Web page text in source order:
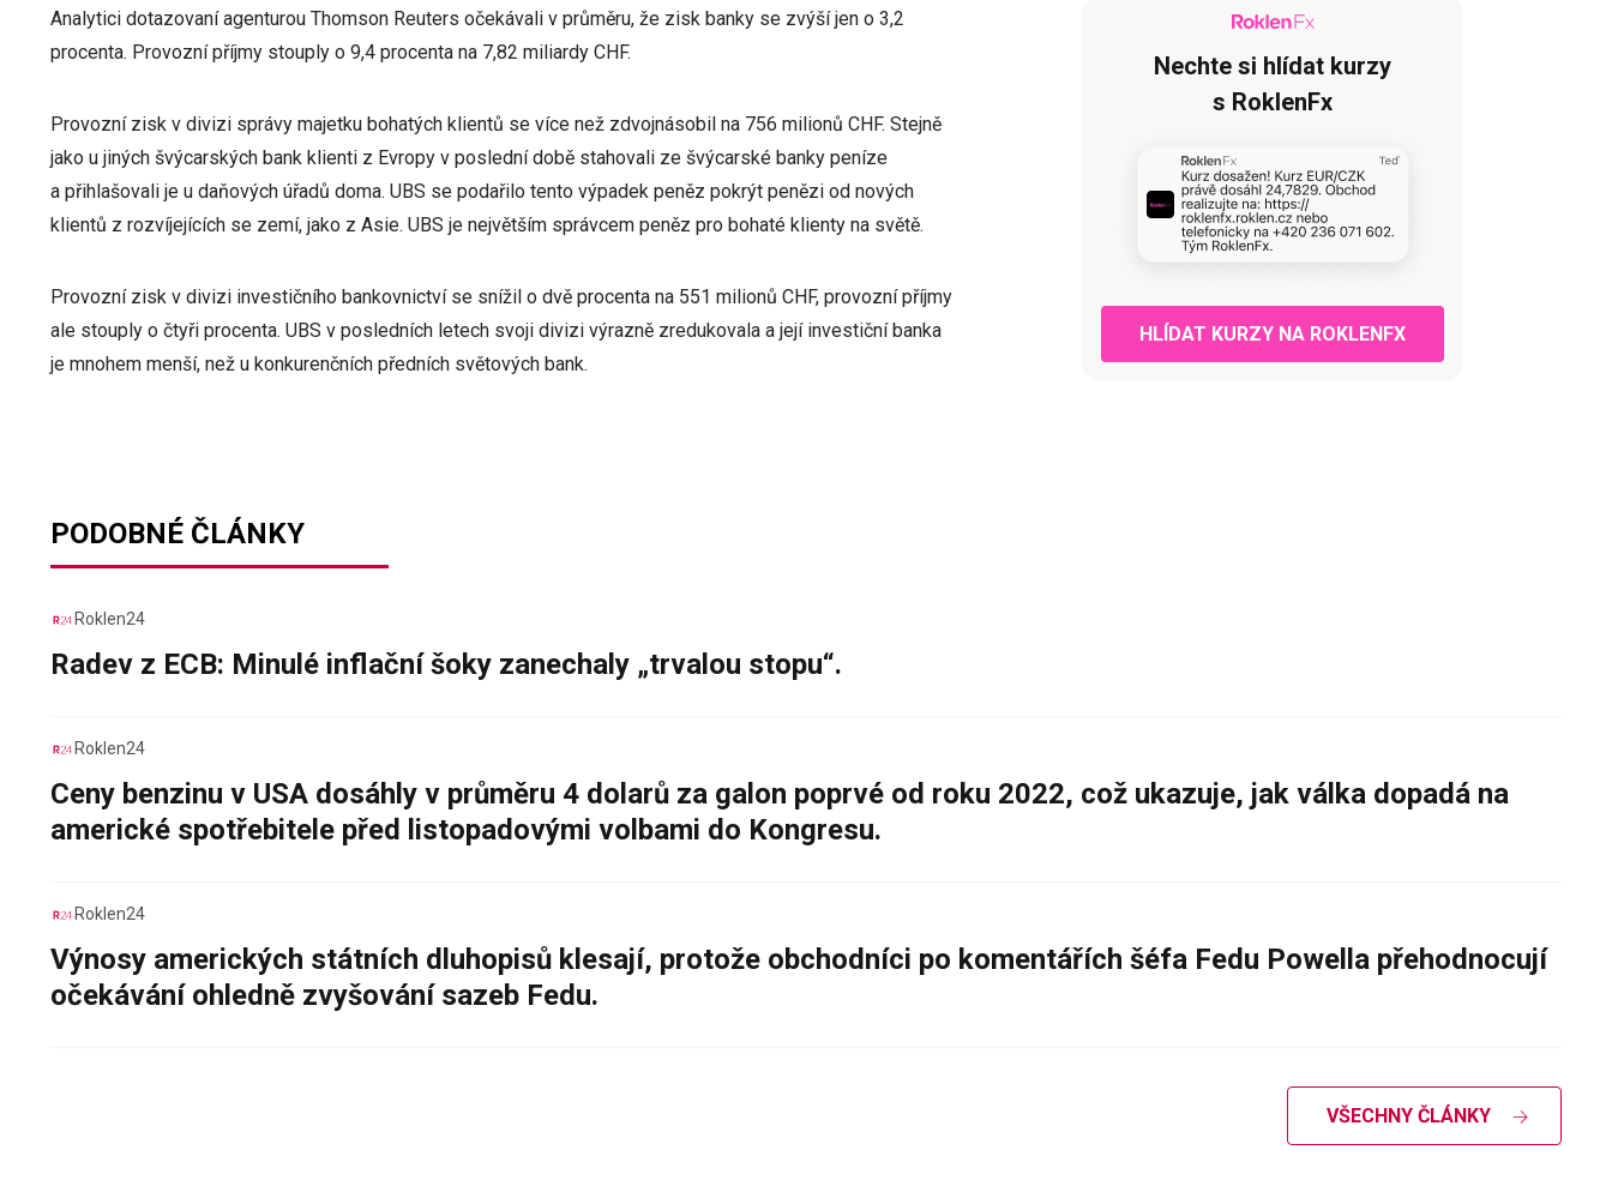
Analytici dotazovaní agenturou Thomson Reuters očekávali v průměru, že zisk banky se zvýší jen o 3,2
procenta. Provozní příjmy stouply o 9,4 procenta na 7,82 miliardy CHF.
Provozní zisk v divizi správy majetku bohatých klientů se více než zdvojnásobil na 756 milionů CHF. Stejně
jako u jiných švýcarských bank klienti z Evropy v poslední době stahovali ze švýcarské banky peníze
a přihlašovali je u daňových úřadů doma. UBS se podařilo tento výpadek peněz pokrýt penězi od nových
klientů z rozvíjejících se zemí, jako z Asie. UBS je největším správcem peněz pro bohaté klienty na světě.
Provozní zisk v divizi investičního bankovnictví se snížil o dvě procenta na 551 milionů CHF, provozní příjmy
ale stouply o čtyři procenta. UBS v posledních letech svoji divizi výrazně zredukovala a její investiční banka
je mnohem menší, než u konkurenčních předních světových bank.
Nechte si hlídat kurzy
s RoklenFx
HLÍDAT KURZY NA ROKLENFX
PODOBNÉ ČLÁNKY
Roklen24
Radev z ECB: Minulé inflační šoky zanechaly „trvalou stopu“.
Roklen24
Ceny benzinu v USA dosáhly v průměru 4 dolarů za galon poprvé od roku 2022, což ukazuje, jak válka dopadá na
americké spotřebitele před listopadovými volbami do Kongresu.
Roklen24
Výnosy amerických státních dluhopisů klesají, protože obchodníci po komentářích šéfa Fedu Powella přehodnocují
očekávání ohledně zvyšování sazeb Fedu.
VŠECHNY ČLÁNKY